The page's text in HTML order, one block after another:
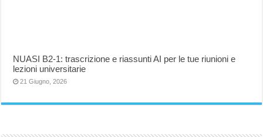
NUASI B2-1: trascrizione e riassunti AI per le tue riunioni e
lezioni universitarie
21 Giugno, 2026